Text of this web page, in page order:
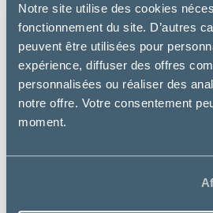
Notre site utilise des cookies
fonctionnement du site. D’autres
peuvent être utilisées pour
expérience, diffuser des offres
personnalisées ou réaliser des
notre offre. Votre consentement
moment.